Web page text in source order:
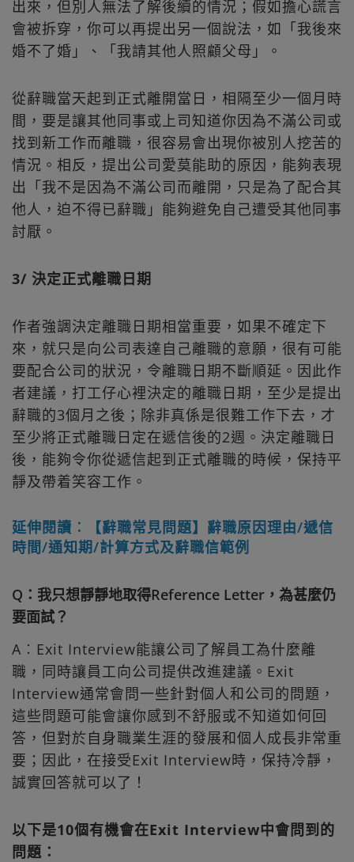
出來，但別人無法了解後續的情況；假如擔心謊言
會被拆穿，你可以再提出另一個說法，如「我後來
婚不了婚」、「我請其他人照顧父母」。
從辭職當天起到正式離開當日，相隔至少一個月時
間，要是讓其他同事或上司知道你因為不滿公司或
找到新工作而離職，很容易會出現你被別人挖苦的
情況。相反，提出公司愛莫能助的原因，能夠表現
出「我不是因為不滿公司而離開，只是為了配合其
他人，迫不得已辭職」能夠避免自己遭受其他同事
討厭。
3/ 決定正式離職日期
作者強調決定離職日期相當重要，如果不確定下
來，就只是向公司表達自己離職的意願，很有可能
要配合公司的狀況，令離職日期不斷順延。因此作
者建議，打工仔心裡決定的離職日期，至少是提出
辭職的3個月之後；除非真係是很難工作下去，才
至少將正式離職日定在遞信後的2週。決定離職日
後，能夠令你從遞信起到正式離職的時候，保持平
靜及帶着笑容工作。
延伸閱讀︰【辭職常見問題】辭職原因理由/遞信
時間/通知期/計算方式及辭職信範例
Q：我只想靜靜地取得Reference Letter，為甚麼仍
要面試？
A︰Exit Interview能讓公司了解員工為什麼離
職，同時讓員工向公司提供改進建議。Exit
Interview通常會問一些針對個人和公司的問題，
這些問題可能會讓你感到不舒服或不知道如何回
答，但對於自身職業生涯的發展和個人成長非常重
要；因此，在接受Exit Interview時，保持冷靜，
誠實回答就可以了！
以下是10個有機會在Exit Interview中會問到的
問題：